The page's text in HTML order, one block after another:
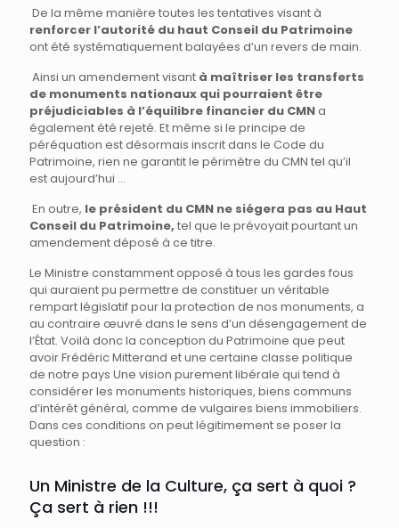
De la même manière toutes les tentatives visant à
renforcer l’autorité du haut Conseil du Patrimoine
ont été systématiquement balayées d’un revers de main.
Ainsi un amendement visant à maîtriser les transferts
de monuments nationaux qui pourraient être
préjudiciables à l’équilibre financier du CMNa
également été rejeté. Et même si le principe de
péréquation est désormais inscrit dans le Code du
Patrimoine, rien ne garantit le périmètre du CMN tel qu’il
est aujourd’hui …
En outre, le président du CMN ne siégera pas au Haut
Conseil du Patrimoine, tel que le prévoyait pourtant un
amendement déposé à ce titre.
Le Ministre constamment opposé à tous les gardes fous
qui auraient pu permettre de constituer un véritable
rempart législatif pour la protection de nos monuments, a
au contraire œuvré dans le sens d’un désengagement de
l’État. Voilà donc la conception du Patrimoine que peut
avoir Frédéric Mitterand et une certaine classe politique
de notre pays Une vision purement libérale qui tend à
considérer les monuments historiques, biens communs
d’intérêt général, comme de vulgaires biens immobiliers.
Dans ces conditions on peut légitimement se poser la
question :
Un Ministre de la Culture, ça sert à quoi ?
Ça sert à rien !!!